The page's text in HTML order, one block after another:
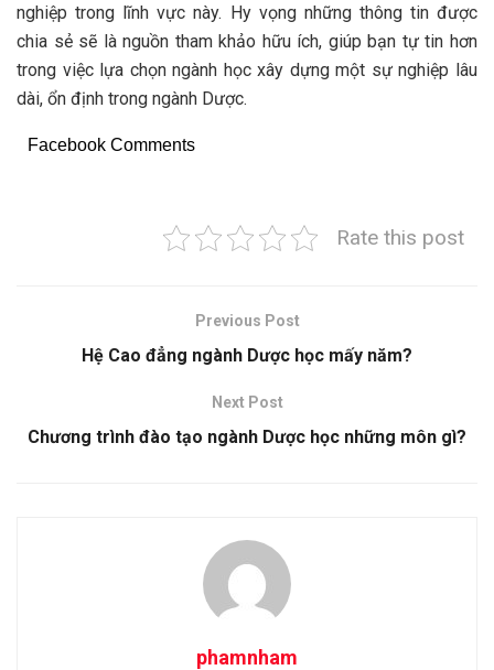
nghiệp trong lĩnh vực này. Hy vọng những thông tin được
chia sẻ sẽ là nguồn tham khảo hữu ích, giúp bạn tự tin hơn
trong việc lựa chọn ngành học xây dựng một sự nghiệp lâu
dài, ổn định trong ngành Dược.
Facebook Comments
Rate this post
Previous Post
Hệ Cao đẳng ngành Dược học mấy năm?
Next Post
Chương trình đào tạo ngành Dược học những môn gì?
phamnham